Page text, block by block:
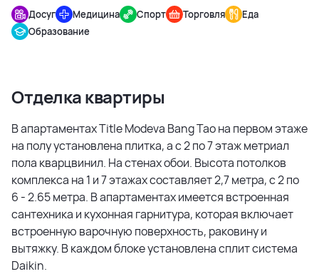
Досуг Медицина Спорт Торговля
Еда
Образование
Отделка квартиры
В апартаментах Title Modeva Bang Tao на первом этаже
на полу установлена плитка, а с 2 по 7 этаж метриал
пола кварцвинил. На стенах обои. Высота потолков
комплекса на 1 и 7 этажах составляет 2,7 метра, с 2 по
6 - 2.65 метра. В апартаментах имеется встроенная
сантехника и кухонная гарнитура, которая включает
встроенную варочную поверхность, раковину и
вытяжку. В каждом блоке установлена сплит система
Daikin.